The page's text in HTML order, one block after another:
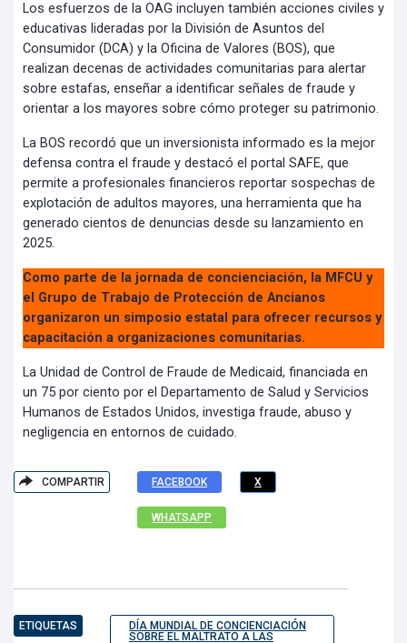
Los esfuerzos de la OAG incluyen también acciones civiles y
educativas lideradas por la División de Asuntos del
Consumidor (DCA) y la Oficina de Valores (BOS), que
realizan decenas de actividades comunitarias para alertar
sobre estafas, enseñar a identificar señales de fraude y
orientar a los mayores sobre cómo proteger su patrimonio.
La BOS recordó que un inversionista informado es la mejor
defensa contra el fraude y destacó el portal SAFE, que
permite a profesionales financieros reportar sospechas de
explotación de adultos mayores, una herramienta que ha
generado cientos de denuncias desde su lanzamiento en
2025.
Como parte de la jornada de concienciación, la MFCU y
el Grupo de Trabajo de Protección de Ancianos
organizaron un simposio estatal para ofrecer recursos y
capacitación a organizaciones comunitarias.
La Unidad de Control de Fraude de Medicaid, financiada en
un 75 por ciento por el Departamento de Salud y Servicios
Humanos de Estados Unidos, investiga fraude, abuso y
negligencia en entornos de cuidado.
COMPARTIR FACEBOOK X
WHATSAPP
ETIQUETAS
DÍA MUNDIAL DE CONCIENCIACIÓN
SOBRE EL MALTRATO A LAS